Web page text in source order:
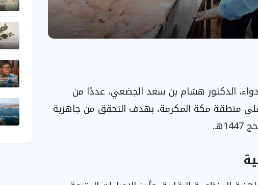
الدكتور هشام بن سعد الجضعي، عددًا من
منطقة مكة المكرمة، بهدف التحقق من جاهزية